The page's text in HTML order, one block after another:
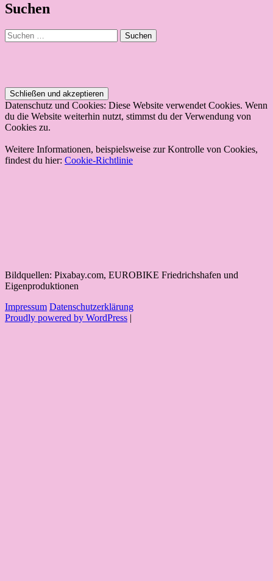
Suchen
Suchen
nach:
Datenschutz und Cookies: Diese Website verwendet Cookies. Wenn
du die Website weiterhin nutzt, stimmst du der Verwendung von
Cookies zu.
Weitere Informationen, beispielsweise zur Kontrolle von Cookies,
findest du hier: Cookie-Richtlinie
Bildquellen: Pixabay.com, EUROBIKE Friedrichshafen und
Eigenproduktionen
Impressum Datenschutzerklärung
Proudly powered by WordPress |